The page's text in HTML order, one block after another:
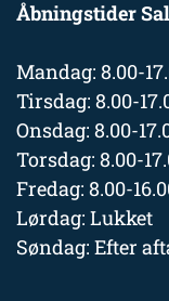
Åbningstider
Mandag: 8.00-
Tirsdag: 8.00-
Onsdag: 8.00-
Torsdag: 8.00-
Fredag: 8.00-
Lørdag: Lukket
Søndag: Efter